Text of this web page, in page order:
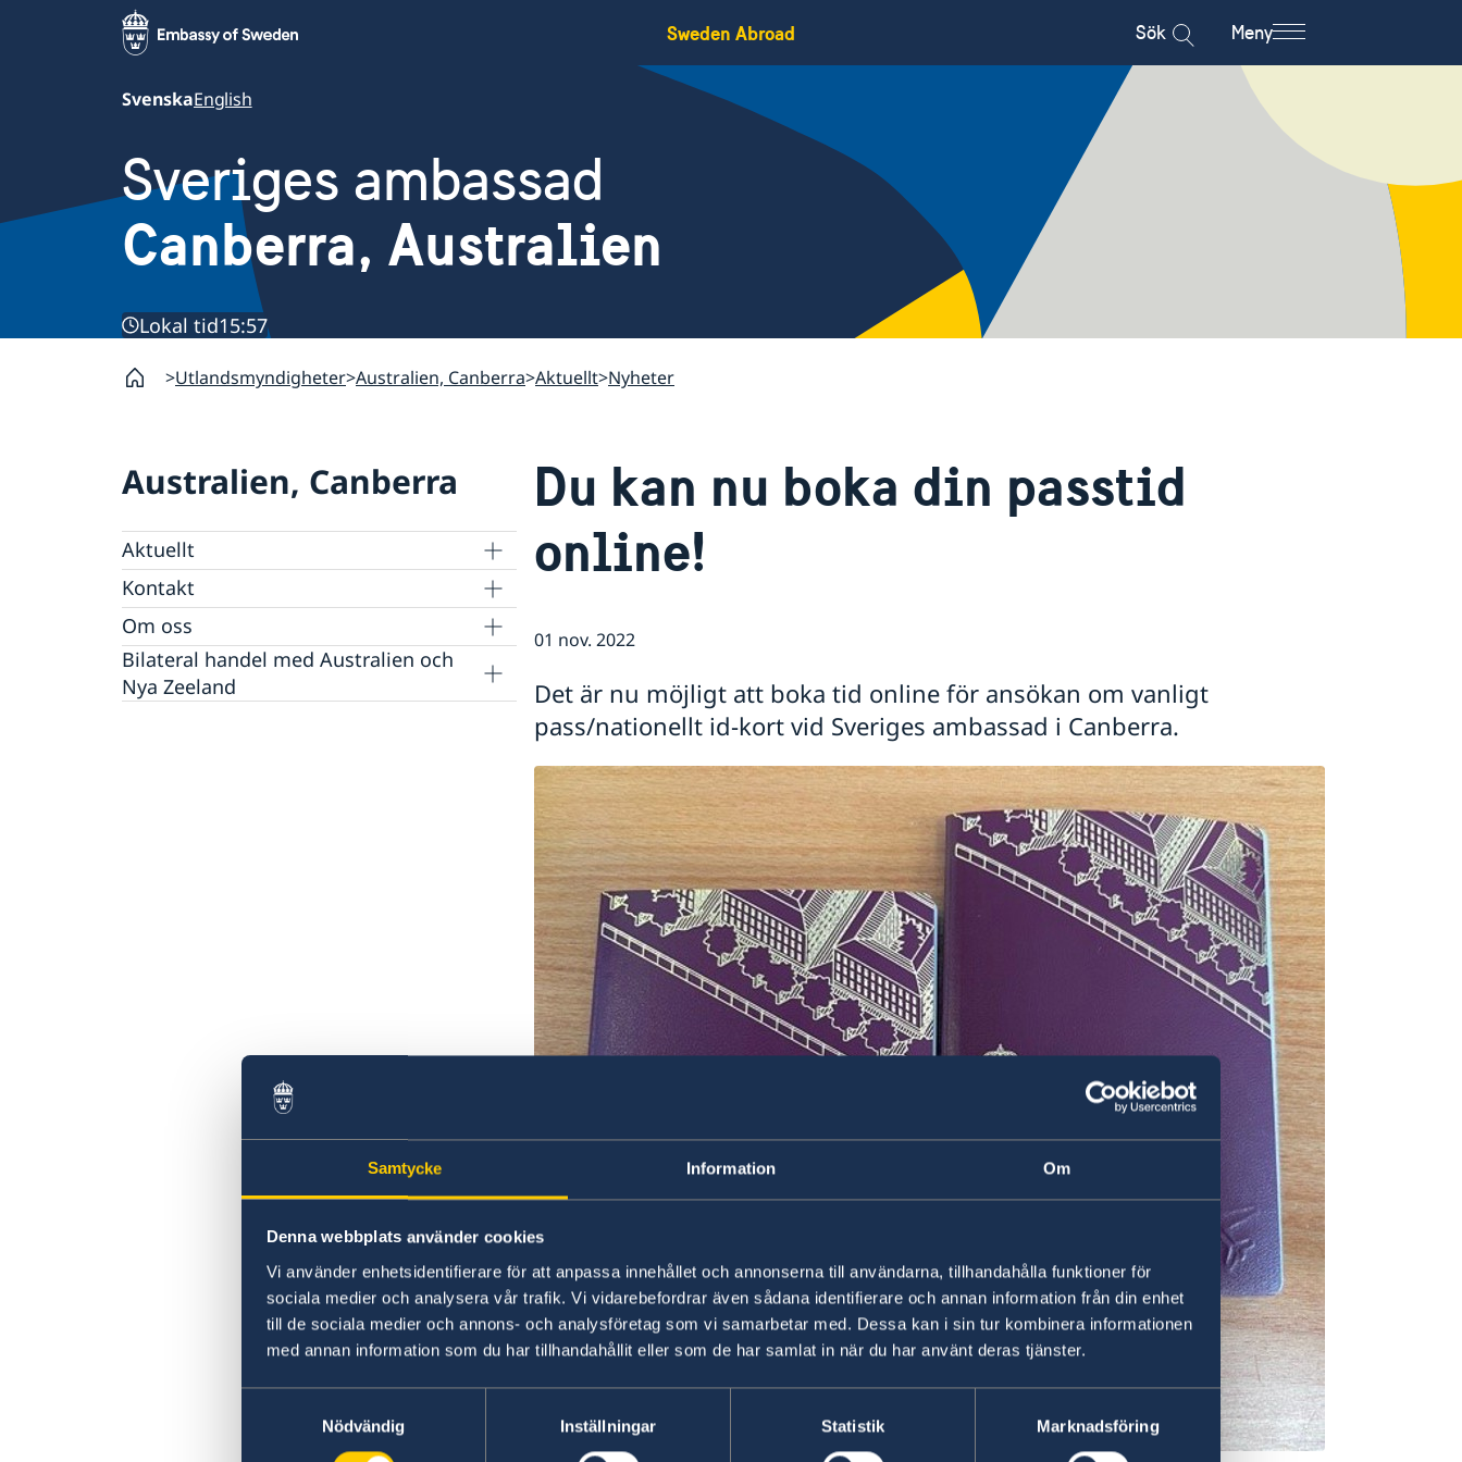
Samtycke Information Om
Denna webbplats använder cookies
Vi använder enhetsidentifierare för att anpassa innehållet och annonserna till användarna, tillhandahålla funktioner för
sociala medier och analysera vår trafik. Vi vidarebefordrar även sådana identifierare och annan information från din enhet
till de sociala medier och annons- och analysföretag som vi samarbetar med. Dessa kan i sin tur kombinera informationen
med annan information som du har tillhandahållit eller som de har samlat in när du har använt deras tjänster.
Nödvändig
Inställningar Statistik Marknadsföring
Sweden Abroad Sök Meny
SvenskaEnglish
Sveriges ambassad
Canberra, Australien
Lokal tid15:57
Utlandsmyndigheter Australien, Canberra Aktuellt Nyheter
Australien, Canberra
Aktuellt
Nyheter
Kalendarium på engelska
Kontakt
Helgdagar
Om oss
Ambassadören
Jobbmöjligheter
Bilateral handel med Australien och
Nya Zeeland
Du kan nu boka din passtid
online!
01 nov. 2022
Det är nu möjligt att boka tid online för ansökan om vanligt
pass/nationellt id-kort vid Sveriges ambassad i Canberra.